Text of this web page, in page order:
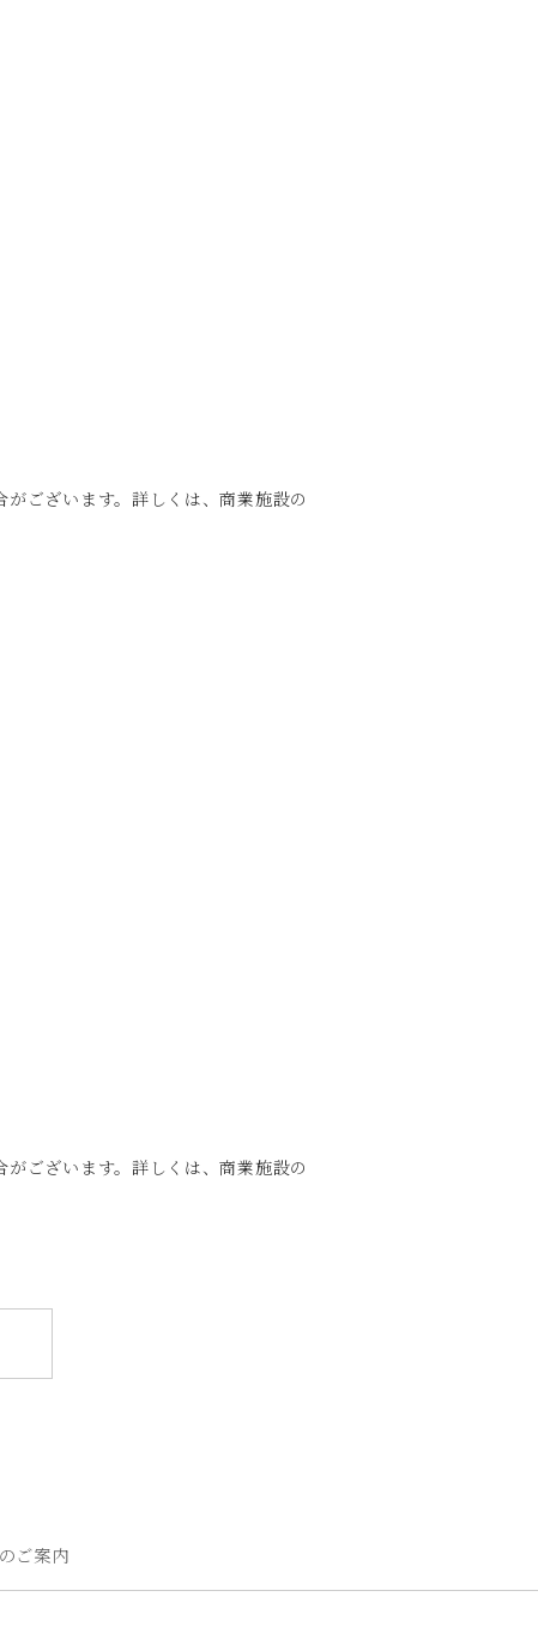
ございます。詳しくは、商業施設の
ございます。詳しくは、商業施設の
ご案内